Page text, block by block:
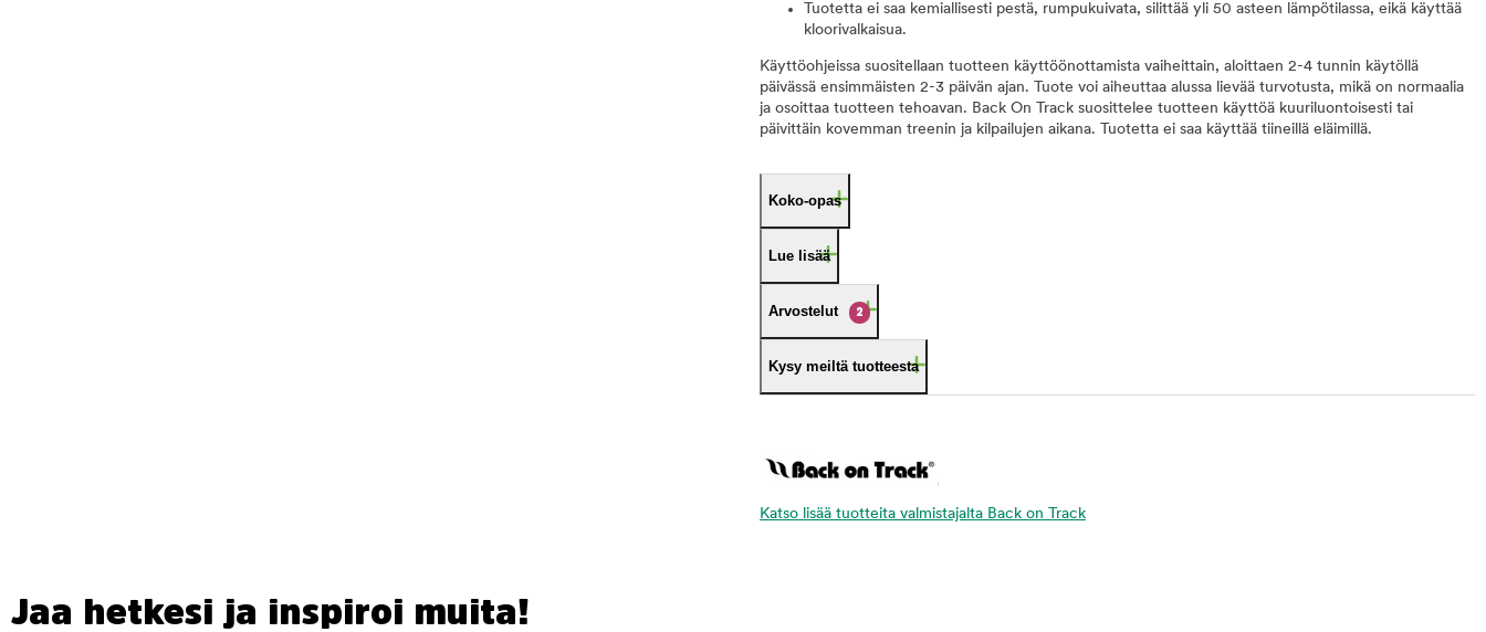
Tuotetta ei saa kemiallisesti pestä, rumpukuivata, silittää yli 50 asteen lämpötilassa, eikä käyttää
kloorivalkaisua.
Käyttöohjeissa suositellaan tuotteen käyttöönottamista vaiheittain, aloittaen 2-4 tunnin käytöllä
päivässä ensimmäisten 2-3 päivän ajan. Tuote voi aiheuttaa alussa lievää turvotusta, mikä on normaalia
ja osoittaa tuotteen tehoavan. Back On Track suosittelee tuotteen käyttöä kuuriluontoisesti tai
päivittäin kovemman treenin ja kilpailujen aikana. Tuotetta ei saa käyttää tiineillä eläimillä.
Koko-opas
Lue lisää
Arvostelut 2
Kysy meiltä tuotteesta
Katso lisää tuotteita valmistajalta Back on Track
Jaa hetkesi ja inspiroi muita!